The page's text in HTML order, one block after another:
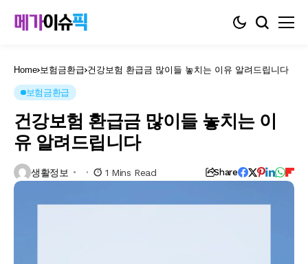
Home 보험금환급 건강보험 환급금 많이들 놓치는 이유 알려드립니다
보험금환급
건강보험 환급금 많이들 놓치는 이
유 알려드립니다
생활정보 1 Mins Read Share